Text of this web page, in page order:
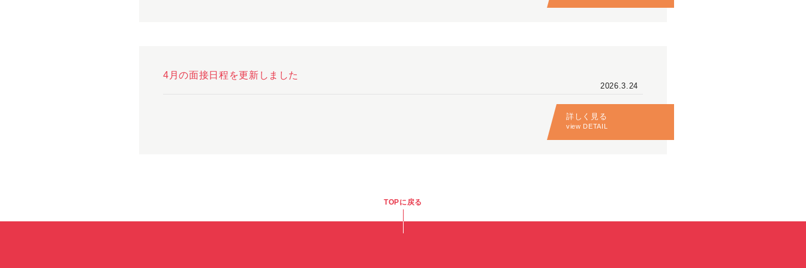
4月の面接日程を更新しました
2026.3.24
詳しく見る
view DETAIL
TOPに戻る